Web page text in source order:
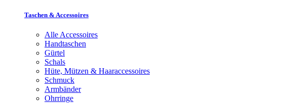
Taschen & Accessoires
Alle Accessoires
Handtaschen
Gürtel
Schals
Hüte, Mützen & Haaraccessoires
Schmuck
Armbänder
Ohrringe